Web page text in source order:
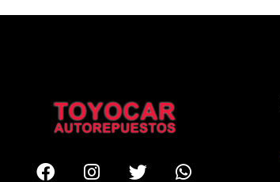
FacebookInstagram
TwitterWhatsapp